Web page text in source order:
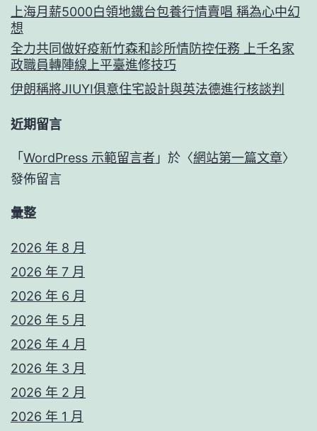
上海月薪5000白領地鐵台包養行情賣唱 稱為心中幻
想
全力共同做好疫新竹森和診所情防控任務 上千名家
政職員轉陣線上平臺進修技巧
伊朗稱將JIUYI俱意住宅設計與英法德進行核談判
近期留言
「 WordPress 示範留言者 」於〈網站第一篇文章〉
發佈留言
彙整
2026 年 8 月
2026 年 7 月
2026 年 6 月
2026 年 5 月
2026 年 4 月
2026 年 3 月
2026 年 2 月
2026 年 1 月